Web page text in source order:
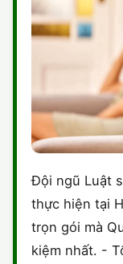
Đội ngũ Luật
thực hiện tại
trọn gói mà
kiệm nhất. -